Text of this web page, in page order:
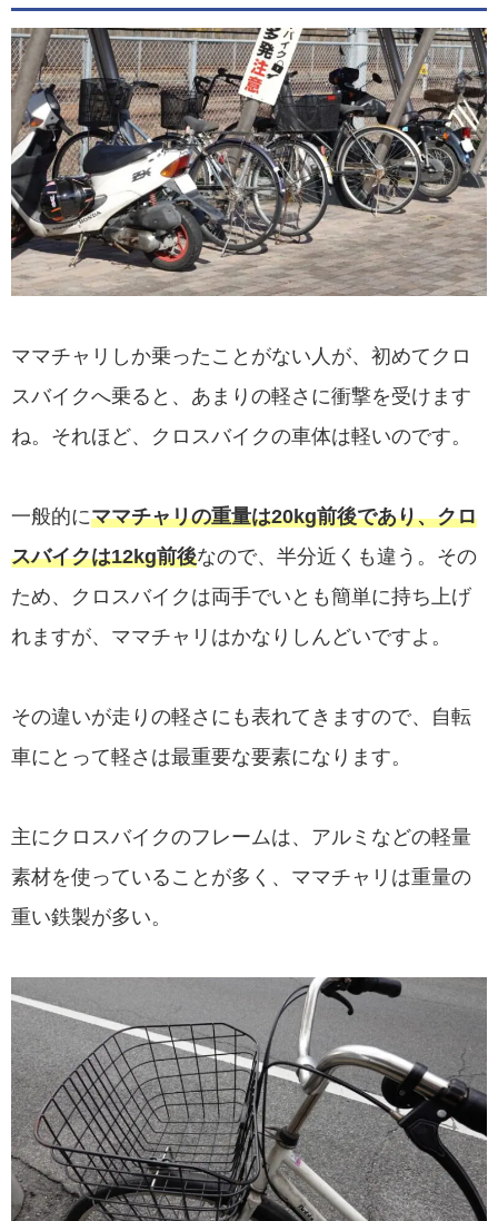
ママチャリしか乗ったことがない人が、初めてクロ
スバイクへ乗ると、あまりの軽さに衝撃を受けます
ね。それほど、クロスバイクの車体は軽いのです。
一般的にママチャリの重量は20kg前後であり、クロ
スバイクは12kg前後なので、半分近くも違う。その
ため、クロスバイクは両手でいとも簡単に持ち上げ
れますが、ママチャリはかなりしんどいですよ。
その違いが走りの軽さにも表れてきますので、自転
車にとって軽さは最重要な要素になります。
主にクロスバイクのフレームは、アルミなどの軽量
素材を使っていることが多く、ママチャリは重量の
重い鉄製が多い。